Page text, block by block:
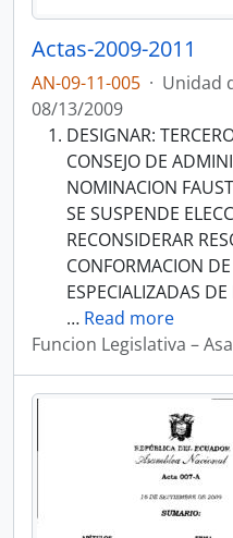
Actas-2009-2011
AN-09-11-005 · Unidad
08/13/2009
DESIGNAR:
CONSEJO DE
NOMINACION
SE SUSPENDE
RECONSIDERAR
CONFORMACION
ESPECIALIZADAS
… Read more
Funcion Legislativa –